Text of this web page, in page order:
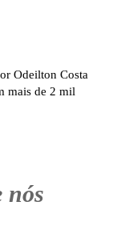
Odeilton Costa
mais de 2 mil
nós